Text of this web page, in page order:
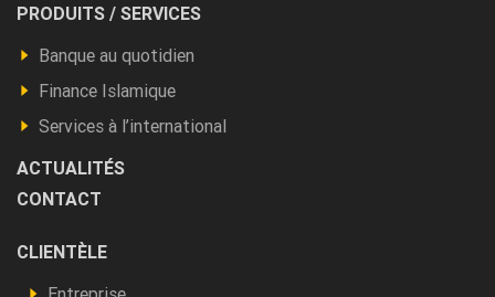
Footer
Produits
autres
PRODUITS / SERVICES
Banque au quotidien
Finance Islamique
Services à l’international
ACTUALITÉS
CONTACT
Footer
Vous
CLIENTÈLE